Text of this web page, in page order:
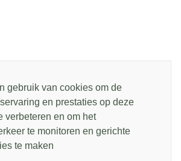
gebruik van cookies om de
en prestaties op deze
verbeteren en om het
te monitoren en gerichte
te maken